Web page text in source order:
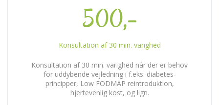
500,-
Konsultation af 30 min. varighed
Konsultation af 30 min. varighed når der er behov
for uddybende vejledning i f.eks: diabetes-
principper, Low FODMAP reintroduktion,
hjertevenlig kost, og lign.